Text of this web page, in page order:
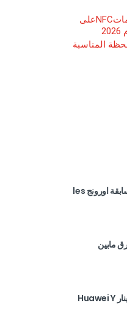
كاسبرسكي تكشف عن ارتفاع هجماتNFCعلى
POEST الرابحين في مسابقة اورونج les
تاليفون تحفون ب 699 دينار Huawei Y